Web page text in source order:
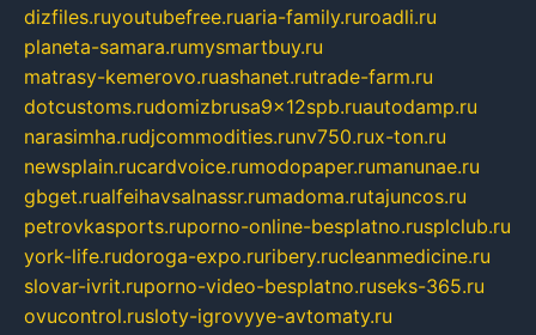
dizfiles.ruyoutubefree.ruaria-family.ruroadli.ru
planeta-samara.rumysmartbuy.ru
matrasy-kemerovo.ruashanet.rutrade-farm.ru
dotcustoms.rudomizbrusa9x12spb.ruautodamp.ru
narasimha.rudjcommodities.runv750.rux-ton.ru
newsplain.rucardvoice.rumodopaper.rumanunae.ru
gbget.rualfeihavsalnassr.rumadoma.rutajuncos.ru
petrovkasports.ruporno-online-besplatno.rusplclub.ru
york-life.rudoroga-expo.ruribery.rucleanmedicine.ru
slovar-ivrit.ruporno-video-besplatno.ruseks-365.ru
ovucontrol.rusloty-igrovyye-avtomaty.ru